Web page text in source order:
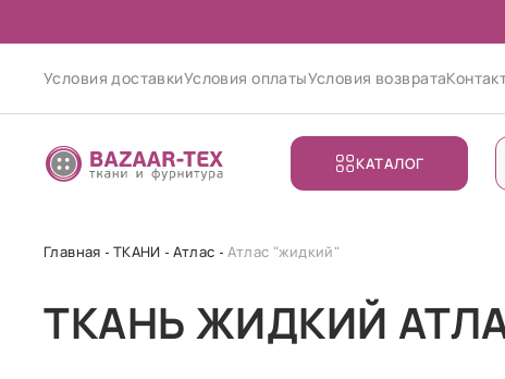
Условия доставкиУсловия оплатыУсловия возврата
КАТАЛОГ
Главная ТКАНИ Атлас Атлас "жидкий"
ТКАНЬ ЖИДКИЙ